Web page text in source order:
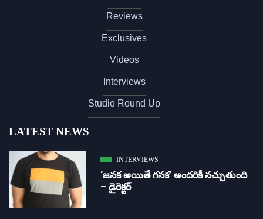
Reviews
Exclusives
Videos
Interviews
Studio Round Up
LATEST NEWS
INTERVIEWS
‘జ‌న‌క అయితే గ‌న‌క‌’ అందరికీ నచ్చుతుంది
– డైరెక్ట‌ర్